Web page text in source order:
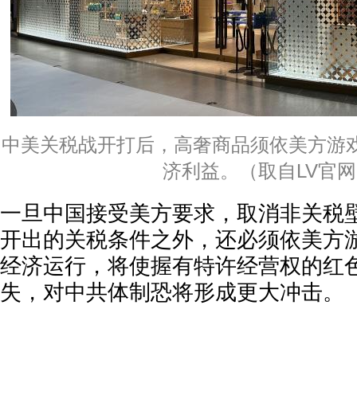
中美关税战开打后，高奢商品须依美方游
济利益。（取自LV官
一旦中国接受美方要求，取消非关税
开出的关税条件之外，还必须依美方
经济运行，将使握有特许经营权的红
失，对中共体制恐将形成更大冲击。